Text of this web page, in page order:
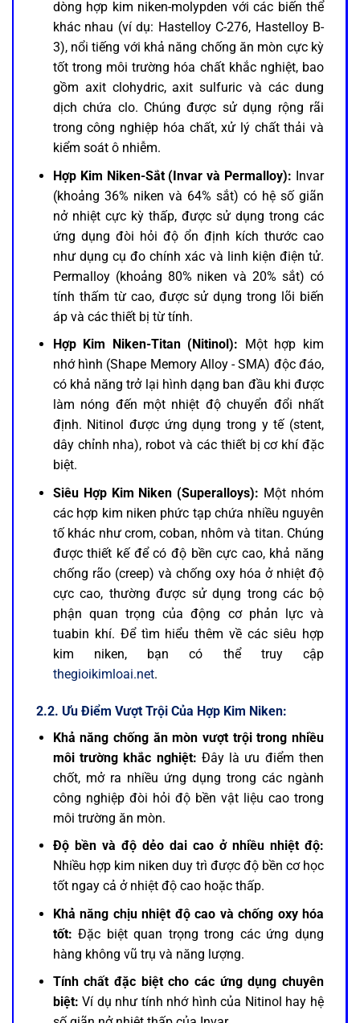
dòng hợp kim niken-molypden với các biến thể
khác nhau (ví dụ: Hastelloy C-276, Hastelloy B-
3), nổi tiếng với khả năng chống ăn mòn cực kỳ
tốt trong môi trường hóa chất khắc nghiệt, bao
gồm axit clohydric, axit sulfuric và các dung
dịch chứa clo. Chúng được sử dụng rộng rãi
trong công nghiệp hóa chất, xử lý chất thải và
kiểm soát ô nhiễm.
Hợp Kim Niken-Sắt (Invar và Permalloy): Invar
(khoảng 36% niken và 64% sắt) có hệ số giãn
nở nhiệt cực kỳ thấp, được sử dụng trong các
ứng dụng đòi hỏi độ ổn định kích thước cao
như dụng cụ đo chính xác và linh kiện điện tử.
Permalloy (khoảng 80% niken và 20% sắt) có
tính thấm từ cao, được sử dụng trong lõi biến
áp và các thiết bị từ tính.
Hợp Kim Niken-Titan (Nitinol): Một hợp kim
nhớ hình (Shape Memory Alloy - SMA) độc đáo,
có khả năng trở lại hình dạng ban đầu khi được
làm nóng đến một nhiệt độ chuyển đổi nhất
định. Nitinol được ứng dụng trong y tế (stent,
dây chỉnh nha), robot và các thiết bị cơ khí đặc
biệt.
Siêu Hợp Kim Niken (Superalloys): Một nhóm
các hợp kim niken phức tạp chứa nhiều nguyên
tố khác như crom, coban, nhôm và titan. Chúng
được thiết kế để có độ bền cực cao, khả năng
chống rão (creep) và chống oxy hóa ở nhiệt độ
cực cao, thường được sử dụng trong các bộ
phận quan trọng của động cơ phản lực và
tuabin khí. Để tìm hiểu thêm về các siêu hợp
kim niken, bạn có thể truy cập
thegioikimloai.net.
2.2. Ưu Điểm Vượt Trội Của Hợp Kim Niken:
Khả năng chống ăn mòn vượt trội trong nhiều
môi trường khắc nghiệt: Đây là ưu điểm then
chốt, mở ra nhiều ứng dụng trong các ngành
công nghiệp đòi hỏi độ bền vật liệu cao trong
môi trường ăn mòn.
Độ bền và độ dẻo dai cao ở nhiều nhiệt độ:
Nhiều hợp kim niken duy trì được độ bền cơ học
tốt ngay cả ở nhiệt độ cao hoặc thấp.
Khả năng chịu nhiệt độ cao và chống oxy hóa
tốt: Đặc biệt quan trọng trong các ứng dụng
hàng không vũ trụ và năng lượng.
Tính chất đặc biệt cho các ứng dụng chuyên
biệt: Ví dụ như tính nhớ hình của Nitinol hay hệ